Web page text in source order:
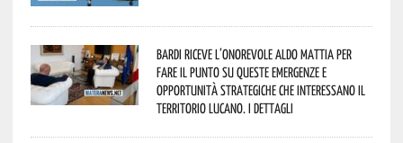
Bardi riceve l’onorevole Aldo Mattia per
fare il punto su queste emergenze e
opportunità strategiche che interessano il
territorio lucano. I dettagli